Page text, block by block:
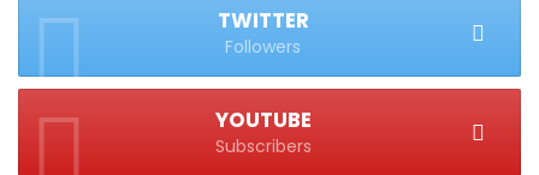
TWITTER
Followers
YOUTUBE
Subscribers